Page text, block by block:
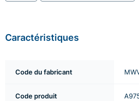
Caractéristiques
Code du fabricant
Code produit